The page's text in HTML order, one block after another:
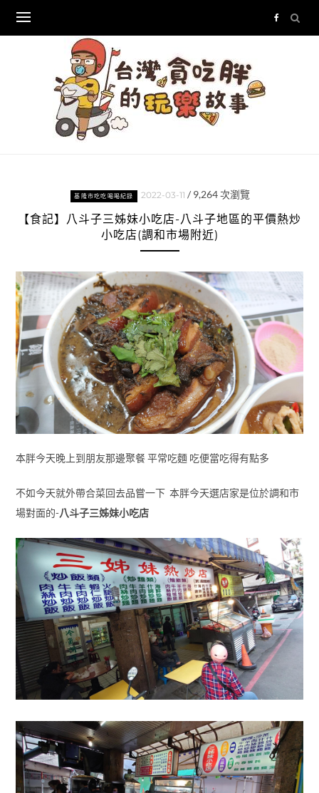
content
基隆市吃吃喝喝紀錄 2022-03-11 / 9,264次瀏覽
【食記】八斗子三姊妹小吃店-八斗子地區的平價熱炒
小吃店(調和市場附近)
本胖今天晚上到朋友那邊聚餐 平常吃麵 吃便當吃得有點多
不如今天就外帶合菜回去品嘗一下 本胖今天選店家是位於調和市
場對面的-八斗子三姊妹小吃店